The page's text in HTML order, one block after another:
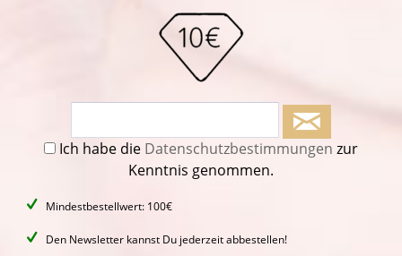
Ich habe die Datenschutzbestimmungen zur
Kenntnis genommen.
Mindestbestellwert: 100€
Den Newsletter kannst Du jederzeit abbestellen!